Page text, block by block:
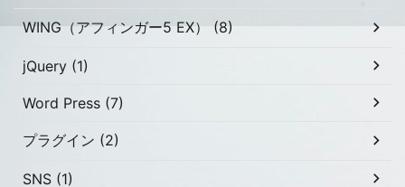
WING（アフィンガー5 EX） (8)
jQuery (1)
Word Press (7)
プラグイン (2)
SNS (1)